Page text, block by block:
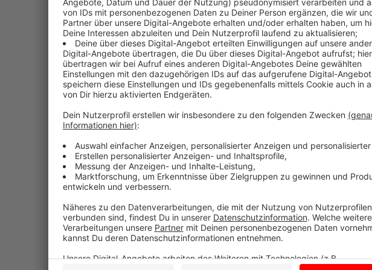
Komische Weihnachten mit Guido Cantz:
Ob überfüllter Weihnachtsmarkt, der
eigentlich Knecht Ruprecht heutzutage?" Guido
besondere Weise zur Brust. Damit feiern wir im
Tag eine kleine Bescherung. In diesem Sinne,
Guido ist aktuell auch auf Tour mit seinem
Infos